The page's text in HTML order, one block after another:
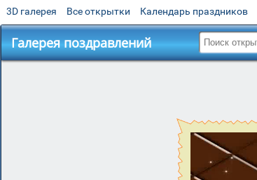
3D галерея Все открытки Календарь праздников
Галерея поздравлений